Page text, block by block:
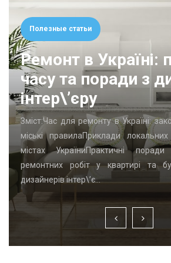
Полезные статьи
Ремонт в Україні:
часу та поради з
інтер\’єру
Зміст:Час для ремонту в Україні:
міські правилаПриклади
містах УкраїниПрактичні
ремонтних робіт у квартирі та
дизайнерів інтер\’є…